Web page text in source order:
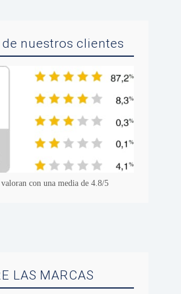
nuestros clientes
con una media de 4.8/5
LAS MARCAS